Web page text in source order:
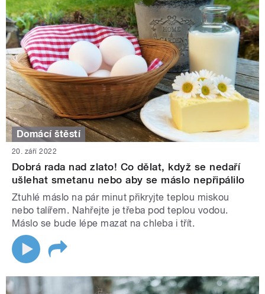
Domácí štěstí
20. září 2022
Dobrá rada nad zlato! Co dělat, když se nedaří
ušlehat smetanu nebo aby se máslo nepřipálilo
Ztuhlé máslo na pár minut přikryjte teplou miskou
nebo talířem. Nahřejte je třeba pod teplou vodou.
Máslo se bude lépe mazat na chleba i třít.